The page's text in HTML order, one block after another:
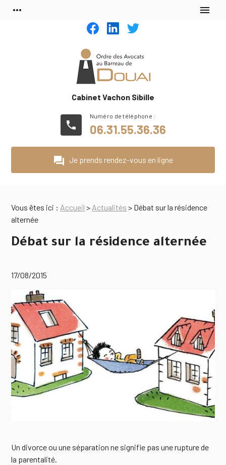
more_horiz menu
Cabinet Vachon Sibille
phone 06.31.55.36.36
question_answer Je prends rendez-vous en ligne
Vous êtes ici : Accueil > Actualités > Débat sur la résidence
alternée
Débat sur la résidence alternée
17/08/2015
Un divorce ou une séparation ne signifie pas une rupture de
la parentalité.